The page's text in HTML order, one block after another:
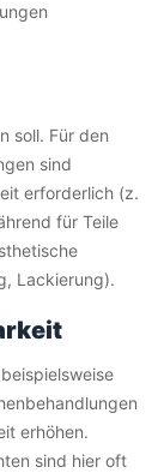
soll. Für den
sind
erforderlich (z.
für Teile
Lackierung).
erhöhen.
sind hier oft